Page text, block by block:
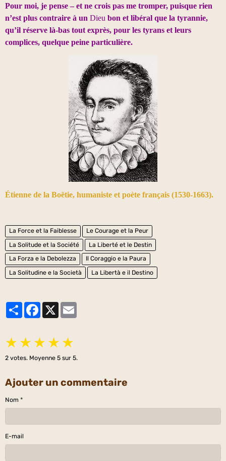
Pour moi, je pense – et ne crois pas me tromper, puisque rien
n’est plus contraire à un Dieu bon et libéral que la tyrannie,
qu’il réserve là-bas tout exprès, pour les tyrans et leurs
complices, quelque peine particulière.
Étienne de la Boëtie, humaniste et poète français (1530-1663).
La Force et la Faiblesse
Le Courage et la Peur
La Solitude et la Société
La Liberté et le Destin
La Forza e la Debolezza
Il Coraggio e la Paura
La Solitudine e la Società
La Libertà e il Destino
PartagerFacebook
X
★ ★ ★ ★ ★
2 votes. Moyenne 5 sur 5.
Ajouter un commentaire
Nom
E-mail